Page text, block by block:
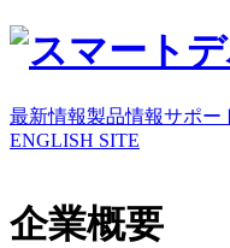
最新情報製品情報サポー
ENGLISH SITE
企業概要